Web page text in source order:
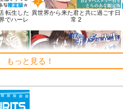
転生した
でハーレ
異世界から来た君と共に過ごす日
常 2
もっと見る！